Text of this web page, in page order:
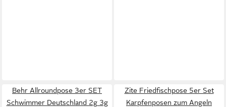
Behr Allroundpose 3er SET
Schwimmer Deutschland 2g 3g
Zite Friedfischpose 5er Set
Karpfenposen zum Angeln